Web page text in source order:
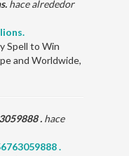
hace alrededor
Spell to Win
and Worldwide,
. hace
.